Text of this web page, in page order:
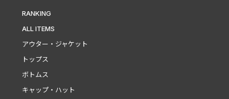
RANKING
ALL ITEMS
アウター・ジャケット
トップス
ボトムス
キャップ・ハット